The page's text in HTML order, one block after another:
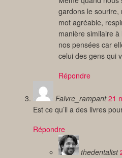
gardons le sourire,
mot agréable,
manière similaire
nos pensées car
celui des gens qui
Répondre
Faivre_rampant 21
Est ce qu’il a des livres
Répondre
thedentalist